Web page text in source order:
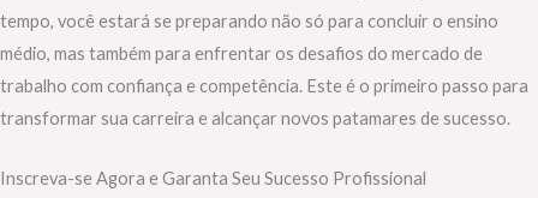
tempo, você estará se preparando não só para concluir o ensino
médio, mas também para enfrentar os desafios do mercado de
trabalho com confiança e competência. Este é o primeiro passo para
transformar sua carreira e alcançar novos patamares de sucesso.
Inscreva-se Agora e Garanta Seu Sucesso Profissional